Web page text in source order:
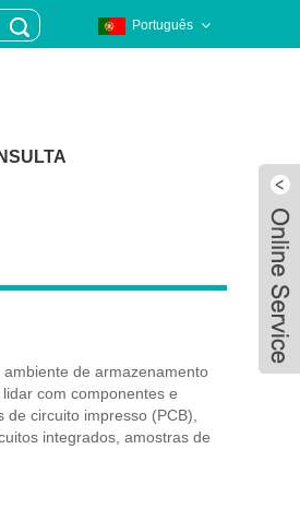
Português
de armazenamento
com componentes e
de circuito impresso (PCB),
integrados, amostras de